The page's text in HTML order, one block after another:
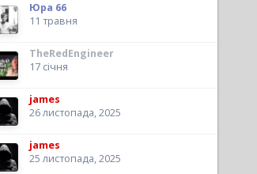
Юра 66
11 травня
TheRedEngineer
17 січня
james
26 листопада, 2025
james
25 листопада, 2025